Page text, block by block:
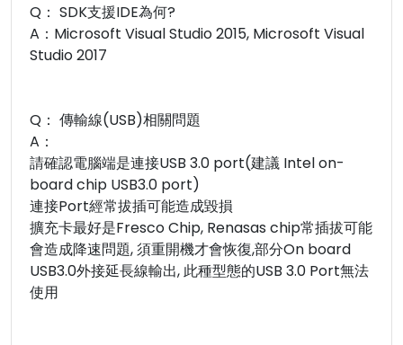
Q： SDK支援IDE為何?
A：Microsoft Visual Studio 2015, Microsoft Visual
Studio 2017
Q： 傳輸線(USB)相關問題
A：
請確認電腦端是連接USB 3.0 port(建議 Intel on-
board chip USB3.0 port)
連接Port經常拔插可能造成毀損
擴充卡最好是Fresco Chip, Renasas chip常插拔可能
會造成降速問題, 須重開機才會恢復,部分On board
USB3.0外接延長線輸出, 此種型態的USB 3.0 Port無法
使用